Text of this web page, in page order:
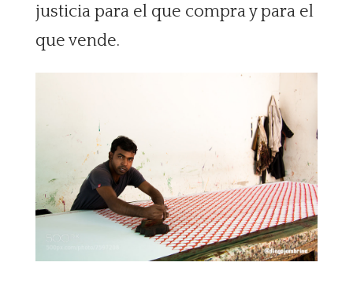
justicia para el que compra y para el
que vende.